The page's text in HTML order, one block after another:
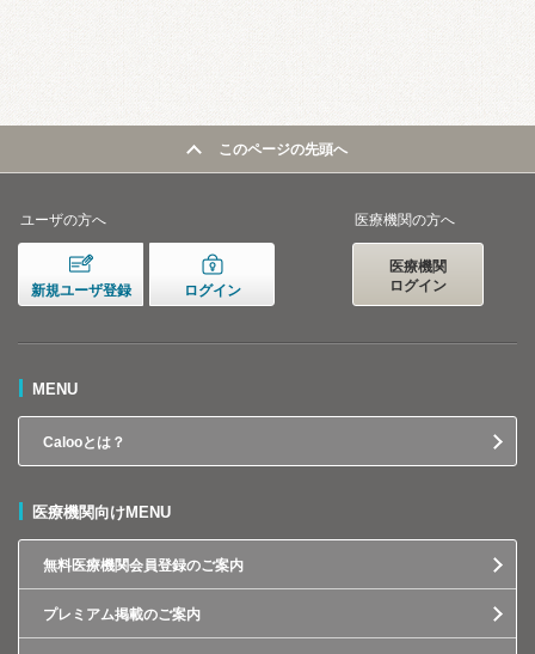
このページの先頭へ
ユーザの方へ
新規ユーザ登録 ログイン
医療機関の方へ
医療機関
ログイン
MENU
Calooとは？
医療機関向けMENU
無料医療機関会員登録のご案内
プレミアム掲載のご案内